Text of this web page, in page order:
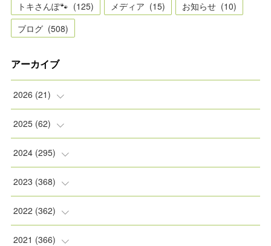
トキさんぽ🐾 (125) メディア (15) お知らせ (10)
ブログ (508)
アーカイブ
2026 (21)
(2)
(2)
(2)
(5)
( 3 )
2025 (62)
(8)
(5)
(9)
(1)
2024 (295)
(8)
(11)
(11)
2023 (368)
(31)
(30)
2022 (362)
(30)
2021 (366)